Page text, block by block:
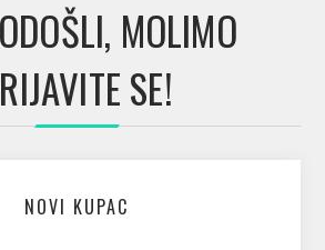
MOLIMO
SE!
NOVI KUPAC